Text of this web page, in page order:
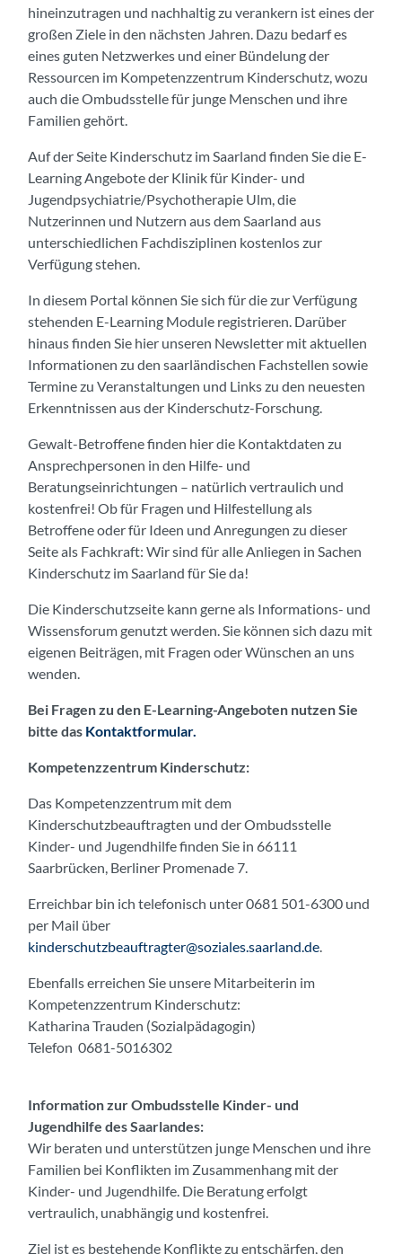
hineinzutragen und nachhaltig zu verankern ist eines der
großen Ziele in den nächsten Jahren. Dazu bedarf es
eines guten Netzwerkes und einer Bündelung der
Ressourcen im Kompetenzzentrum Kinderschutz, wozu
auch die Ombudsstelle für junge Menschen und ihre
Familien gehört.
Auf der Seite Kinderschutz im Saarland finden Sie die E-
Learning Angebote der Klinik für Kinder- und
Jugendpsychiatrie/Psychotherapie Ulm, die
Nutzerinnen und Nutzern aus dem Saarland aus
unterschiedlichen Fachdisziplinen kostenlos zur
Verfügung stehen.
In diesem Portal können Sie sich für die zur Verfügung
stehenden E-Learning Module registrieren. Darüber
hinaus finden Sie hier unseren Newsletter mit aktuellen
Informationen zu den saarländischen Fachstellen sowie
Termine zu Veranstaltungen und Links zu den neuesten
Erkenntnissen aus der Kinderschutz-Forschung.
Gewalt-Betroffene finden hier die Kontaktdaten zu
Ansprechpersonen in den Hilfe- und
Beratungseinrichtungen – natürlich vertraulich und
kostenfrei! Ob für Fragen und Hilfestellung als
Betroffene oder für Ideen und Anregungen zu dieser
Seite als Fachkraft: Wir sind für alle Anliegen in Sachen
Kinderschutz im Saarland für Sie da!
Die Kinderschutzseite kann gerne als Informations- und
Wissensforum genutzt werden. Sie können sich dazu mit
eigenen Beiträgen, mit Fragen oder Wünschen an uns
wenden.
Bei Fragen zu den E-Learning-Angeboten nutzen Sie
bitte das Kontaktformular.
Kompetenzzentrum Kinderschutz:
Das Kompetenzzentrum mit dem
Kinderschutzbeauftragten und der Ombudsstelle
Kinder- und Jugendhilfe finden Sie in 66111
Saarbrücken, Berliner Promenade 7.
Erreichbar bin ich telefonisch unter 0681 501-6300 und
per Mail über
kinderschutzbeauftragter@soziales.saarland.de.
Ebenfalls erreichen Sie unsere Mitarbeiterin im
Kompetenzzentrum Kinderschutz:
Katharina Trauden (Sozialpädagogin)
Telefon 0681-5016302
Information zur Ombudsstelle Kinder- und
Jugendhilfe des Saarlandes:
Wir beraten und unterstützen junge Menschen und ihre
Familien bei Konflikten im Zusammenhang mit der
Kinder- und Jugendhilfe. Die Beratung erfolgt
vertraulich, unabhängig und kostenfrei.
Ziel ist es bestehende Konflikte zu entschärfen, den